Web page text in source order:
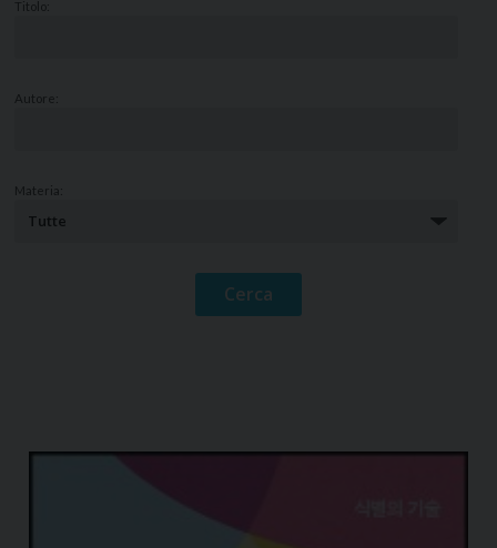
Titolo:
Autore:
Materia: